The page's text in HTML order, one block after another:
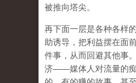
被推向塔尖。
再下面一层是各种各样
助诱导，把利益摆在面
件事，从而回避其他事
济——媒体人对流量的